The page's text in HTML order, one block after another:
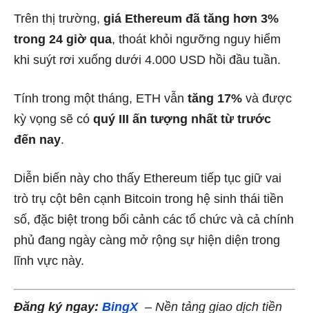
Trên thị trường, giá Ethereum đã tăng hơn 3%
trong 24 giờ qua, thoát khỏi ngưỡng nguy hiểm
khi suýt rơi xuống dưới 4.000 USD hồi đầu tuần.
Tính trong một tháng, ETH vẫn tăng 17% và được
kỳ vọng sẽ có quý III ấn tượng nhất từ trước
đến nay.
Diễn biến này cho thấy Ethereum tiếp tục giữ vai
trò trụ cột bên cạnh Bitcoin trong hệ sinh thái tiền
số, đặc biệt trong bối cảnh các tổ chức và cả chính
phủ đang ngày càng mở rộng sự hiện diện trong
lĩnh vực này.
Đăng ký ngay: BingX– Nền tảng giao dịch tiền